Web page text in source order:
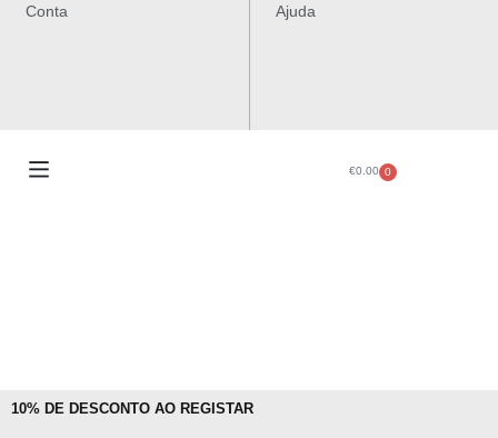
Conta Ajuda
€0.00 0
10% DE DESCONTO AO REGISTAR